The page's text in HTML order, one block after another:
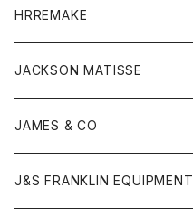
コート
ウォレット
ストール
キッズ
Tシャツ
グッズ
アンダーウェア
靴
トップス
カーディガン
ボトム
カーディガン
コート
キッズ
Tシャツ
ロンパース
グッズ
靴
ストール
トップス
カットソー
ボトム
ブラウス
ワンピース
HRREMAKE
バック
キッズ
トレーナー
トップス
JACKSON MATISSE
Tシャツ
帽子
JAMES & CO
ボトム
J&S FRANKLIN EQUIPMENT